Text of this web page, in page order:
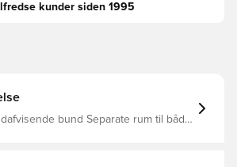
kunder siden 1995
bund Separate rum til både